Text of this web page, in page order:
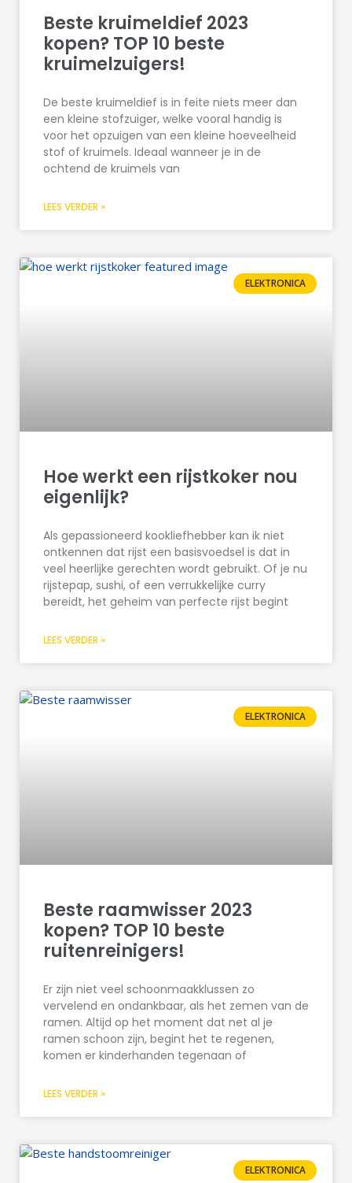
Beste kruimeldief 2023
kopen? TOP 10 beste
kruimelzuigers!
De beste kruimeldief is in feite niets meer dan
een kleine stofzuiger, welke vooral handig is
voor het opzuigen van een kleine hoeveelheid
stof of kruimels. Ideaal wanneer je in de
ochtend de kruimels van
LEES VERDER »
ELEKTRONICA
Hoe werkt een rijstkoker nou
eigenlijk?
Als gepassioneerd kookliefhebber kan ik niet
ontkennen dat rijst een basisvoedsel is dat in
veel heerlijke gerechten wordt gebruikt. Of je nu
rijstepap, sushi, of een verrukkelijke curry
bereidt, het geheim van perfecte rijst begint
LEES VERDER »
ELEKTRONICA
Beste raamwisser 2023
kopen? TOP 10 beste
ruitenreinigers!
Er zijn niet veel schoonmaakklussen zo
vervelend en ondankbaar, als het zemen van de
ramen. Altijd op het moment dat net al je
ramen schoon zijn, begint het te regenen,
komen er kinderhanden tegenaan of
LEES VERDER »
ELEKTRONICA